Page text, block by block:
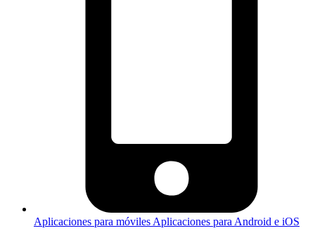
Aplicaciones para móviles Aplicaciones para Android e iOS